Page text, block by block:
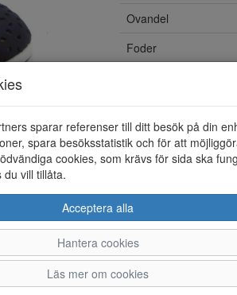
Ovandel
Foder
37 38
sparar referenser till ditt besök på din
spara besöksstatistik och för att
cookies, som krävs för sida ska
du vill tillåta.
Acceptera alla
Hantera cookies
Läs mer om cookies